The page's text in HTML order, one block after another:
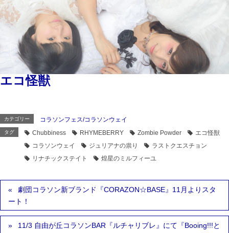
エコ怪獣
カテゴリー コラソンフェス/コラソンウェイ
タグ Chubbiness RHYMEBERRY Zombie Powder
エコ怪獣
コラソンウェイ
ジュリアナの祟り
ラストクエスチョン
リナチックステイト
煌星のミルフィーユ
劇団コラソン新ブランド『CORAZON☆BASE』11月よりスタ
ート！
11/3 自由が丘コラソンBAR『ルチャリブレ』にて『Booing!!!と